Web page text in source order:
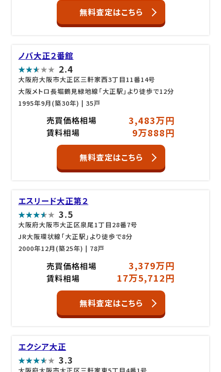
無料査定はこちら
ノバ大正２番館
2.4
大阪府大阪市大正区三軒家西3丁目11番14号
大阪メトロ長堀鶴見緑地線「大正駅」より徒歩で12分
1995年9月(築30年) | 35戸
売買価格相場 3,483万円
賃料相場 9万888円
無料査定はこちら
エスリード大正第２
3.5
大阪府大阪市大正区泉尾1丁目28番7号
JR大阪環状線「大正駅」より徒歩で8分
2000年12月(築25年) | 78戸
売買価格相場 3,379万円
賃料相場 17万5,712円
無料査定はこちら
エクシア大正
3.3
大阪府大阪市大正区三軒家東5丁目4番1号